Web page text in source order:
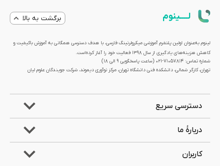
لــــینوم برگشت به بالا
لینوم به‌عنوان اولین پلتفرم آموزشی میکرولرنینگ فارسی، با هدف دسترسی همگانی به آموزش باکیفیت و
کاهش هزینه‌های یادگیری از سال 1398 فعالیت خود را آغاز کرده‌است.
شماره تماس: 71057814-021 (ساعت پاسخگویی ۹ الی ۱۸)
تهران، کارگر شمالی، دانشکده فنی دانشگاه تهران، مرکز نوآوری دیموند، شرکت جویندگان علوم لیان
دسترسی سریع
دربارۀ ما
کاربران